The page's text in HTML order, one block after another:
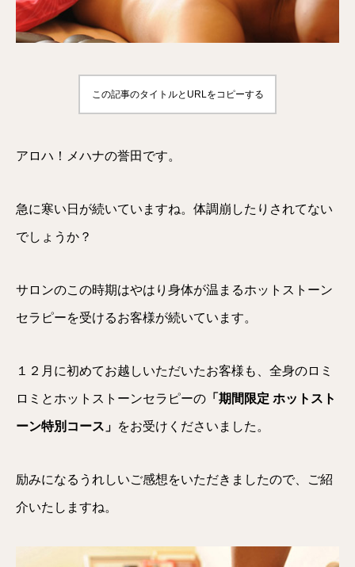
この記事のタイトルとURLをコピーする
アロハ！メハナの誉田です。
急に寒い日が続いていますね。体調崩したりされてない
でしょうか？
サロンのこの時期はやはり身体が温まるホットストーン
セラピーを受けるお客様が続いています。
１２月に初めてお越しいただいたお客様も、全身のロミ
ロミとホットストーンセラピーの 「期間限定 ホットスト
ーン特別コース」 をお受けくださいました。
励みになるうれしいご感想をいただきましたので、ご紹
介いたしますね。